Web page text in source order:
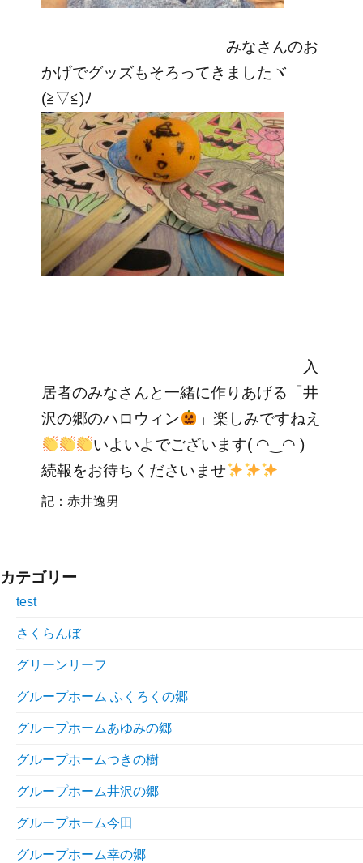
みなさんのお
かげでグッズもそろってきましたヾ
(≧▽≦)ﾉ
入
居者のみなさんと一緒に作りあげる「井
沢の郷のハロウィン
」楽しみですねえ
いよいよでございます( ◠‿◠ )
続報をお待ちくださいませ
記：赤井逸男
カテゴリー
test
さくらんぼ
グリーンリーフ
グループホーム ふくろくの郷
グループホームあゆみの郷
グループホームつきの樹
グループホーム井沢の郷
グループホーム今田
グループホーム幸の郷